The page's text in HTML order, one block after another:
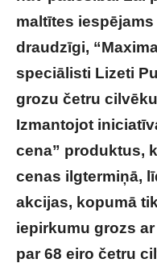
maltītes
draudzīgi,
speciālisti Lizeti
grozu četru
Izmantojot
cena” produktus,
cenas ilgtermiņā,
akcijas, kopumā
iepirkumu grozs
par 68 eiro četru